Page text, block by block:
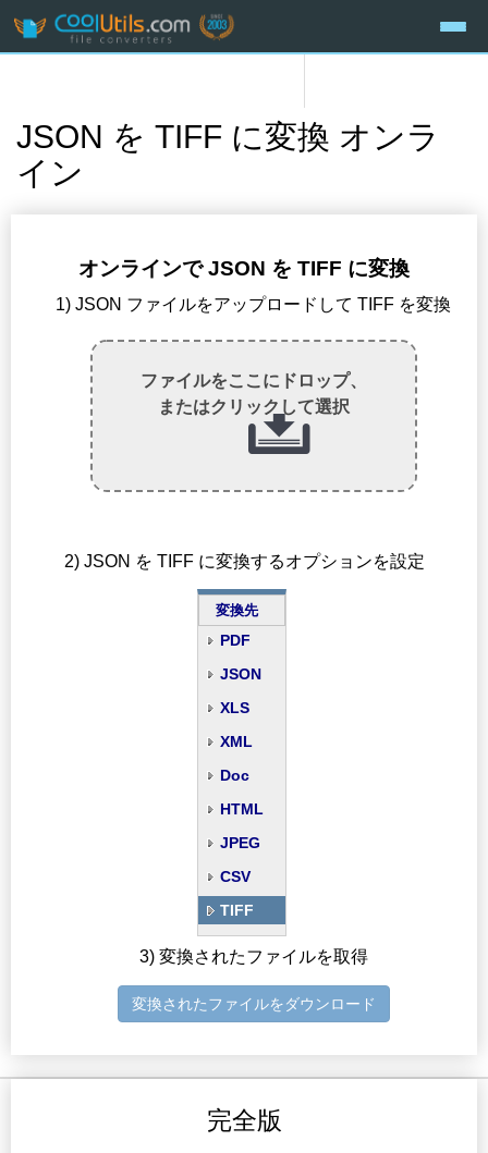
JSON を TIFF に変換 オンラ
イン
オンラインで JSON を TIFF に変換
1) JSON ファイルをアップロードして TIFF を変換
ファイルをここにドロップ、
またはクリックして選択
2) JSON を TIFF に変換するオプションを設定
変換先
PDF
JSON
XLS
XML
Doc
HTML
JPEG
CSV
TIFF
3) 変換されたファイルを取得
変換されたファイルをダウンロード
完全版